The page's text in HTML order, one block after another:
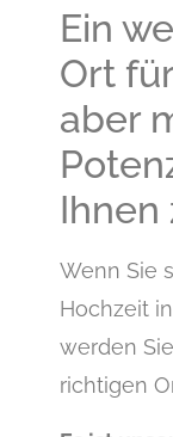
Ein
Ort
aber
Ihnen
Wenn Sie
Hochzeit
werden
richtigen